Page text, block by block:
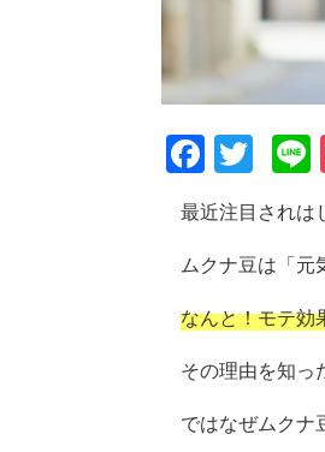
F
a
c
e
b
o
o
k
T
wi
tt
er
最近注目されは
ムクナ豆は「元
なんと！モテ効
その理由を知っ
ではなぜムクナ